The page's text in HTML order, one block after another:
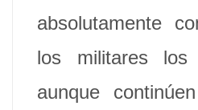
absolutamente
los militares
aunque